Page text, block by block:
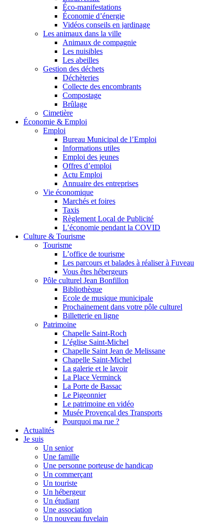
Éco-manifestations
Économie d’énergie
Vidéos conseils en jardinage
Les animaux dans la ville
Animaux de compagnie
Les nuisibles
Les abeilles
Gestion des déchets
Déchèteries
Collecte des encombrants
Compostage
Brûlage
Cimetière
Économie & Emploi
Emploi
Bureau Municipal de l’Emploi
Informations utiles
Emploi des jeunes
Offres d’emploi
Actu Emploi
Annuaire des entreprises
Vie économique
Marchés et foires
Taxis
Règlement Local de Publicité
L’économie pendant la COVID
Culture & Tourisme
Tourisme
L’office de tourisme
Les parcours et balades à réaliser à Fuveau
Vous êtes hébergeurs
Pôle culturel Jean Bonfillon
Bibliothèque
Ecole de musique municipale
Prochainement dans votre pôle culturel
Billetterie en ligne
Patrimoine
Chapelle Saint-Roch
L’église Saint-Michel
Chapelle Saint Jean de Melissane
Chapelle Saint-Michel
La galerie et le lavoir
La Place Verminck
La Porte de Bassac
Le Pigeonnier
Le patrimoine en vidéo
Musée Provençal des Transports
Pourquoi ma rue ?
Actualités
Je suis
Un senior
Une famille
Une personne porteuse de handicap
Un commerçant
Un touriste
Un hébergeur
Un étudiant
Une association
Un nouveau fuvelain